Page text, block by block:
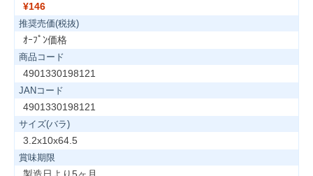
¥146
推奨売価(税抜)
ｵｰﾌﾟﾝ価格
商品コード
4901330198121
JANコード
4901330198121
サイズ(バラ)
3.2x10x64.5
賞味期限